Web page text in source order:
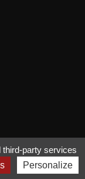
TOUS DROITS
2021
third-party services
Personalize